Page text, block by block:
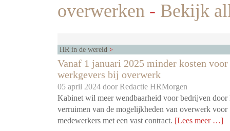
overwerken - Bekijk
HR in de wereld
Vanaf 1 januari 2025 minder kosten voor
werkgevers bij overwerk
05 april 2024 door Redactie HRMorgen
Kabinet wil meer wendbaarheid voor bedrijven door
verruimen van de mogelijkheden van overwerk voor
medewerkers met een vast contract. [Lees meer …]